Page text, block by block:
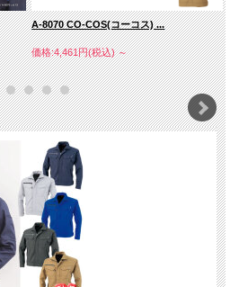
A-8070 CO-COS(コーコス) ...
価格:4,461円(税込)～